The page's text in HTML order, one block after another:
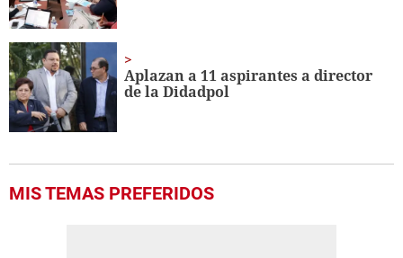
Aplazan a 11 aspirantes a director
de la Didadpol
MIS TEMAS PREFERIDOS